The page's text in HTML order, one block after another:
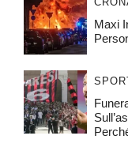
Maxi